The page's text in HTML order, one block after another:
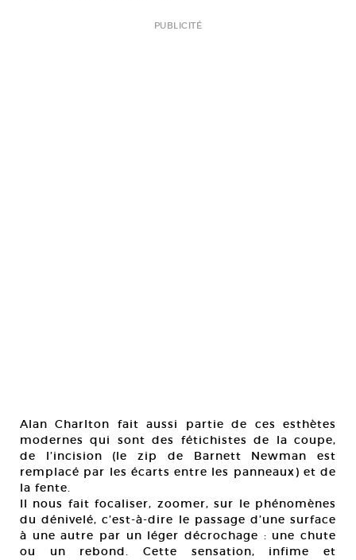
PUBLICITÉ
Alan Charlton fait aussi partie de ces esthètes
modernes qui sont des fétichistes de la coupe,
de l’incision (le zip de Barnett Newman est
remplacé par les écarts entre les panneaux) et de
la fente.
Il nous fait focaliser, zoomer, sur le phénomènes
du dénivelé, c’est-à-dire le passage d’une surface
à une autre par un léger décrochage : une chute
ou un rebond. Cette sensation, infime et